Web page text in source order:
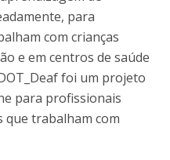
para
com crianças
e em centros de saúde
foi um projeto
para profissionais
trabalham com